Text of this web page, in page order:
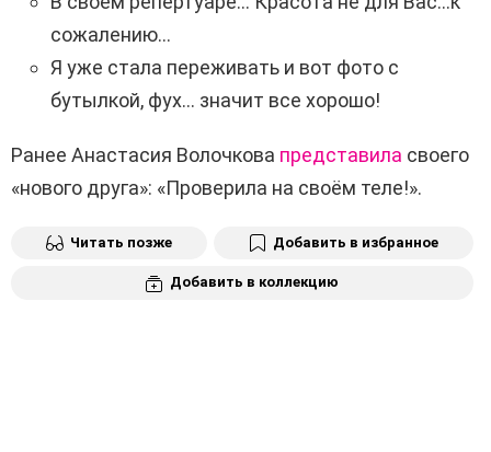
сожалению…
Я уже стала переживать и вот фото с
бутылкой, фух… значит все хорошо!
Ранее Анастасия Волочкова представила своего
«нового друга»: «Проверила на своём теле!».
Читать позже Добавить в избранное
Добавить в коллекцию